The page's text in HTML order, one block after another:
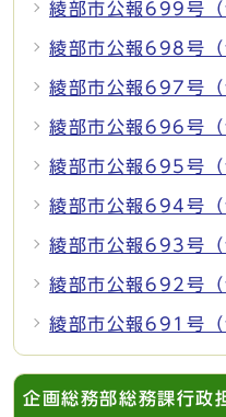
綾部市公報699号（
綾部市公報698号（
綾部市公報697号（
綾部市公報696号（
綾部市公報695号（
綾部市公報694号（
綾部市公報693号（
綾部市公報692号（
綾部市公報691号（
企画総務部総務課行政